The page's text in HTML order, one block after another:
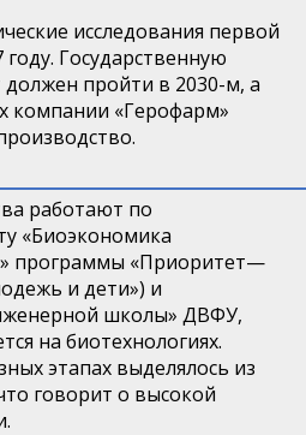
исследования первой
Государственную
пройти в 2030-м, а
компании «Герофарм»
работают по
у «Биоэкономика
» программы «Приоритет—
и дети») и
школы» ДВФУ,
на биотехнологиях.
этапах выделялось из
говорит о высокой